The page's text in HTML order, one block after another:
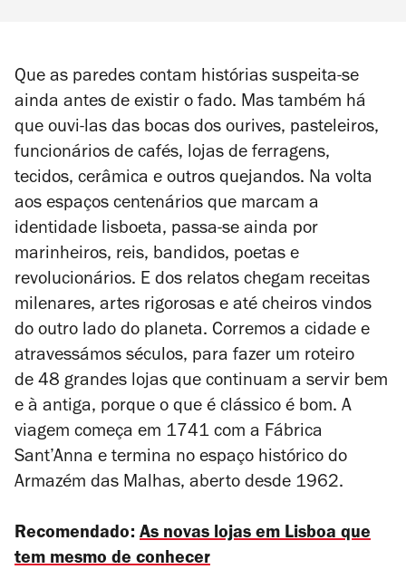
Que as paredes contam histórias suspeita-se
ainda antes de existir o fado. Mas também há
que ouvi-las das bocas dos ourives, pasteleiros,
funcionários de cafés, lojas de ferragens,
tecidos, cerâmica e outros quejandos. Na volta
aos espaços centenários que marcam a
identidade lisboeta, passa-se ainda por
marinheiros, reis, bandidos, poetas e
revolucionários. E dos relatos chegam receitas
milenares, artes rigorosas e até cheiros vindos
do outro lado do planeta. Corremos a cidade e
atravessámos séculos, para fazer um roteiro
de 48 grandes lojas que continuam a servir bem
e à antiga, porque o que é clássico é bom. A
viagem começa em 1741 com a Fábrica
Sant’Anna e termina no espaço histórico do
Armazém das Malhas, aberto desde 1962.
Recomendado: As novas lojas em Lisboa que
tem mesmo de conhecer